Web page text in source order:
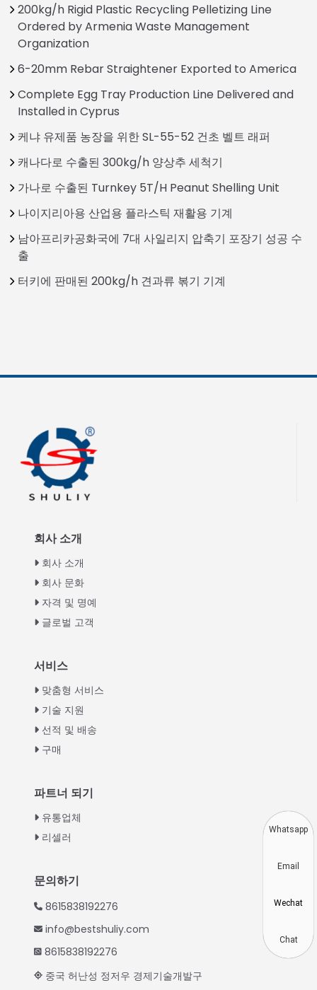
200kg/h Rigid Plastic Recycling Pelletizing Line
Ordered by Armenia Waste Management
Organization
6-20mm Rebar Straightener Exported to America
Complete Egg Tray Production Line Delivered and
Installed in Cyprus
케냐 유제품 농장을 위한 SL-55-52 건초 벨트 래퍼
캐나다로 수출된 300kg/h 양상추 세척기
가나로 수출된 Turnkey 5T/H Peanut Shelling Unit
나이지리아용 산업용 플라스틱 재활용 기계
남아프리카공화국에 7대 사일리지 압축기 포장기 성공 수
출
터키에 판매된 200kg/h 견과류 볶기 기계
회사 소개
회사 소개
회사 문화
자격 및 명예
글로벌 고객
서비스
맞춤형 서비스
기술 지원
선적 및 배송
구매
파트너 되기
유통업체
리셀러
문의하기
8615838192276
info@bestshuliy.com
8615838192276
중국 허난성 정저우 경제기술개발구
Vietnamese
Thai
Turkish
Swahili
Urdu
Greek
Italian
Whatsapp
Email
Wechat
Chat